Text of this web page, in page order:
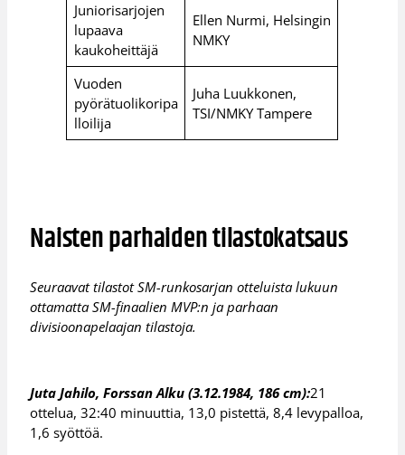
Juniorisarjojen
lupaava
kaukoheittäjä
Ellen Nurmi, Helsingin
NMKY
Vuoden
pyörätuolikoripa
lloilija
Juha Luukkonen,
TSI/NMKY Tampere
Naisten parhaiden tilastokatsaus
Seuraavat tilastot SM-runkosarjan otteluista lukuun
ottamatta SM-finaalien MVP:n ja parhaan
divisioonapelaajan tilastoja.
Juta Jahilo, Forssan Alku (3.12.1984, 186 cm):21
ottelua, 32:40 minuuttia, 13,0 pistettä, 8,4 levypalloa,
1,6 syöttöä.